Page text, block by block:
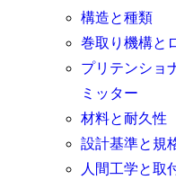
構造と種類
巻取り機構と
プリテンショ
ミッター
材料と耐久性
設計基準と規
人間工学と取